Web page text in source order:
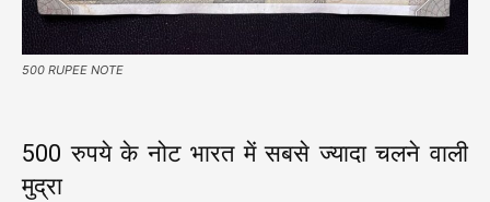
500 RUPEE NOTE
500 रुपये के नोट भारत में सबसे ज्यादा चलने वाली
मुद्रा